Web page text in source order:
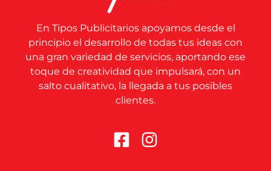
En Tipos Publicitarios apoyamos desde el
principio el desarrollo de todas tus ideas con
una gran variedad de servicios, aportando ese
toque de creatividad que impulsará, con un
salto cualitativo, la llegada a tus posibles
clientes.